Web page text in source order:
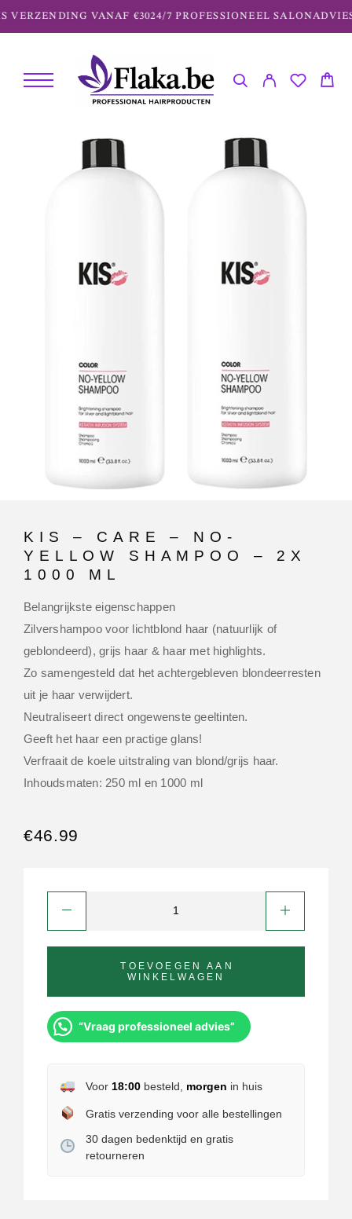
VERZENDING VANAF €3024/7 PROFESSIONEEL SALONADVIES
KIS – CARE – NO-
YELLOW SHAMPOO – 2X
1000 ML
Belangrijkste eigenschappen
Zilvershampoo voor lichtblond haar (natuurlijk of
geblondeerd), grijs haar & haar met highlights.
Zo samengesteld dat het achtergebleven blondeerresten
uit je haar verwijdert.
Neutraliseert direct ongewenste geeltinten.
Geeft het haar een practige glans!
Verfraait de koele uitstraling van blond/grijs haar.
Inhoudsmaten: 250 ml en 1000 ml
€46.99
TOEVOEGEN AAN
WINKELWAGEN
“Vraag professioneel advies”
Voor 18:00besteld, morgen in huis
Gratis verzending voor alle bestellingen
30 dagen bedenktijd en gratis
retourneren